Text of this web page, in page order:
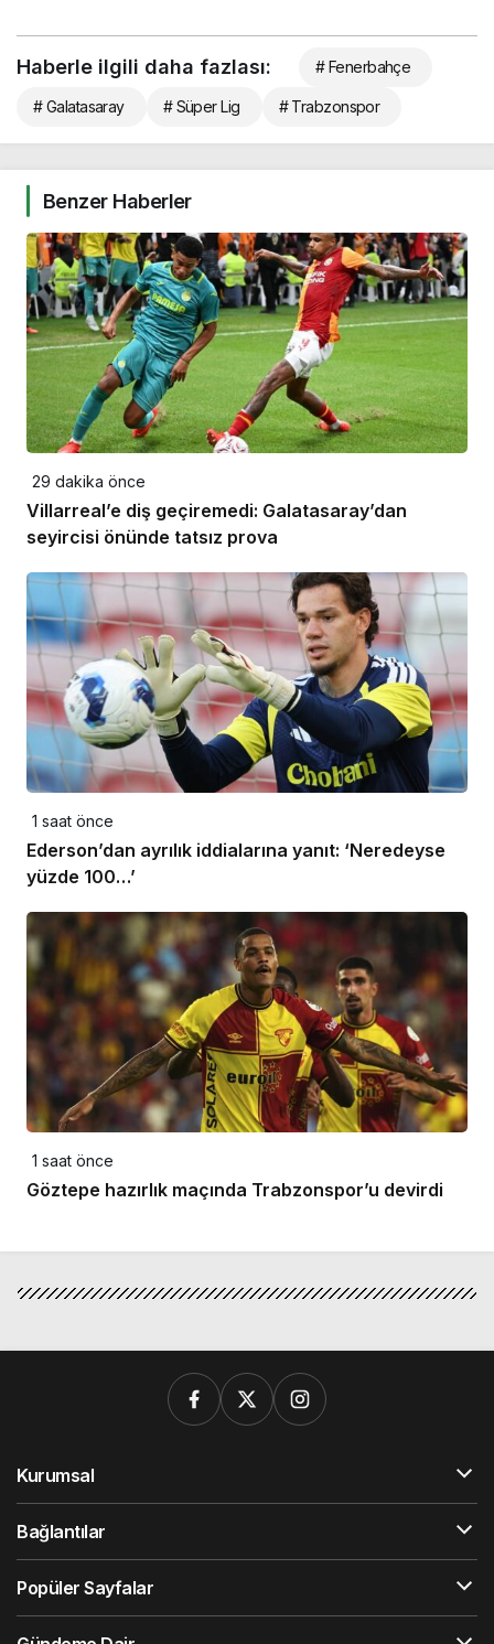
Haberle ilgili daha fazlası: # Fenerbahçe
# Galatasaray # Süper Lig # Trabzonspor
Benzer Haberler
29 dakika önce
Villarreal’e diş geçiremedi: Galatasaray’dan
seyircisi önünde tatsız prova
1 saat önce
Ederson’dan ayrılık iddialarına yanıt: ‘Neredeyse
yüzde 100…’
1 saat önce
Göztepe hazırlık maçında Trabzonspor’u devirdi
Kurumsal
Bağlantılar
Popüler Sayfalar